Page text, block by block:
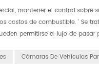
mantener el control
costos de combustible. ' Se
permitirse el lujo de pasar
Cámaras De Vehículos